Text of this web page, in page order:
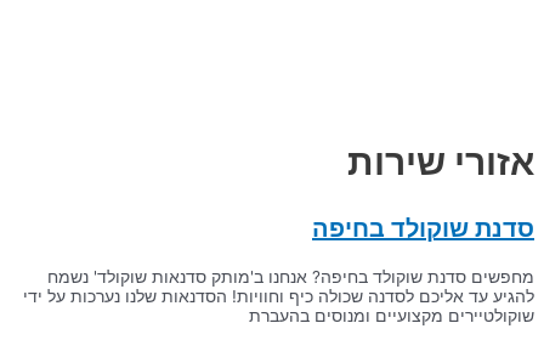
אזורי שירות
סדנת שוקולד בחיפה
מחפשים סדנת שוקולד בחיפה? אנחנו ב'מותק סדנאות שוקולד' נשמח
להגיע עד אליכם לסדנה שכולה כיף וחוויות! הסדנאות שלנו נערכות על ידי
שוקולטיירים מקצועיים ומנוסים בהעברת